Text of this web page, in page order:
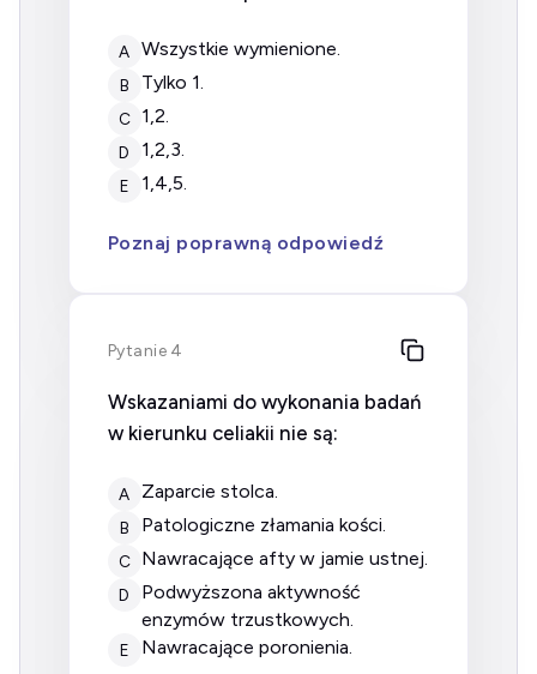
A wszystkie wymienione.
B tylko 1.
C 1,2.
D 1,2,3.
E 1,4,5.
Poznaj poprawną odpowiedź
Pytanie 4
Wskazaniami do wykonania badań
w kierunku celiakii nie są:
A zaparcie stolca.
B patologiczne złamania kości.
C nawracające afty w jamie ustnej.
D
podwyższona aktywność
enzymów trzustkowych.
E nawracające poronienia.